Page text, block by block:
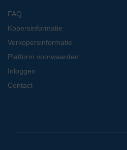
FAQ
Kopersinformatie
Verkopersinformatie
Platform voorwaarden
Inloggen
Contact